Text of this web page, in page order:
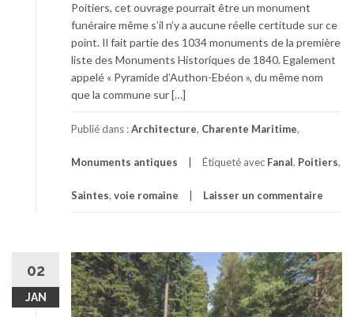
Poitiers, cet ouvrage pourrait être un monument
funéraire même s’il n’y a aucune réelle certitude sur ce
point. Il fait partie des 1034 monuments de la première
liste des Monuments Historiques de 1840. Egalement
appelé « Pyramide d’Authon-Ebéon », du même nom
que la commune sur […]
Publié dans :Architecture, Charente Maritime,
Monuments antiques Étiqueté avec Fanal, Poitiers,
Saintes, voie romaine Laisser un commentaire
02
JAN